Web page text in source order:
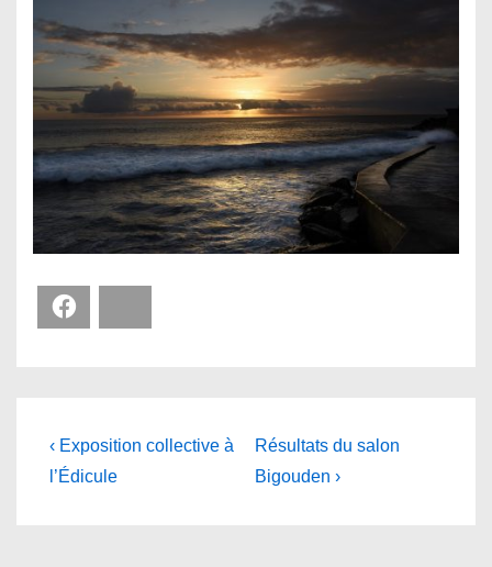
Navigation
de
Previous
Post
‹ Exposition collective à
l’Édicule
Next
Post
Résultats du salon
Bigouden ›